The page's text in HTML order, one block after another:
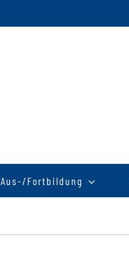
Aus-/Fortbildung